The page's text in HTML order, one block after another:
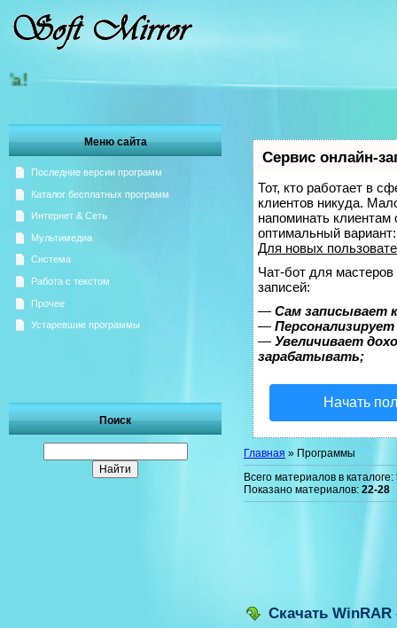
Добро пожаловать на
Меню сайта
Последние версии программ
Каталог бесплатных программ
Интернет & Сеть
Мультимедиа
Система
Работа с текстом
Прочее
Устаревшие программы
Поиск
Сервис онлайн-
Тот, кто работает в
клиентов никуда.
напоминать
оптимальный
Для новых
Чат-бот для
записей:
— Сам записывает
—
— Увеличивает
зарабатывать;
Начать
Главная » Программы
Всего материалов в каталоге:
Показано материалов: 22-28
Скачать